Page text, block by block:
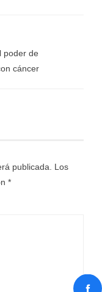
poder de
cáncer
publicada.
Los
*